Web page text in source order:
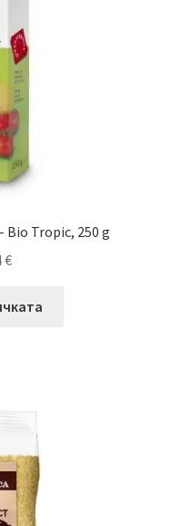
Bio Tropic, 250 g
€